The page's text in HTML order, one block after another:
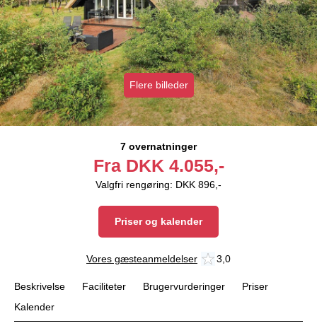
Flere billeder
7 overnatninger
Fra DKK 4.055,-
Valgfri rengøring: DKK 896,-
Priser og kalender
Vores gæsteanmeldelser 3,0
Beskrivelse Faciliteter Brugervurderinger
Priser
Kalender